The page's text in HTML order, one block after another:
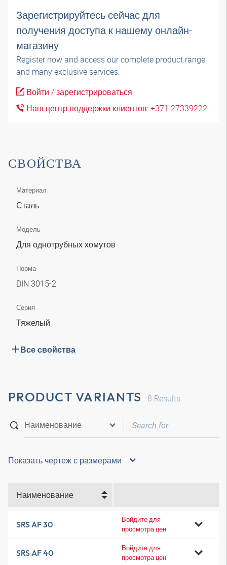
Зарегистрируйтесь сейчас для
получения доступа к нашему онлайн-
магазину.
Register now and access our complete product range
and many exclusive services.
Войти / зарегистрироваться
Наш центр поддержки клиентов: +371 27339222
СВОЙСТВА
Материал
Сталь
Модель
Для однотрубных хомутов
Норма
DIN 3015-2
Серия
Тяжелый
Все свойства
PRODUCT VARIANTS 8 Results
Показать чертеж с размерами
Наименование
SRS AF 30
Войдите для
просмотра цен
SRS AF 40
Войдите для
просмотра цен